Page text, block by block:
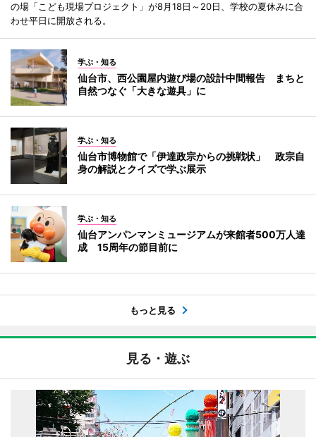
の場「こども現場プロジェクト」が8月18日～20日、学校の夏休みに合
わせ平日に開放される。
学ぶ・知る
仙台市、西公園屋内遊び場の設計中間報告 まちと
自然つなぐ「大きな遊具」に
学ぶ・知る
仙台市博物館で「伊達政宗からの挑戦状」 政宗自
身の解説とクイズで学ぶ展示
学ぶ・知る
仙台アンパンマンミュージアムが来館者500万人達
成 15周年の節目前に
もっと見る
見る・遊ぶ